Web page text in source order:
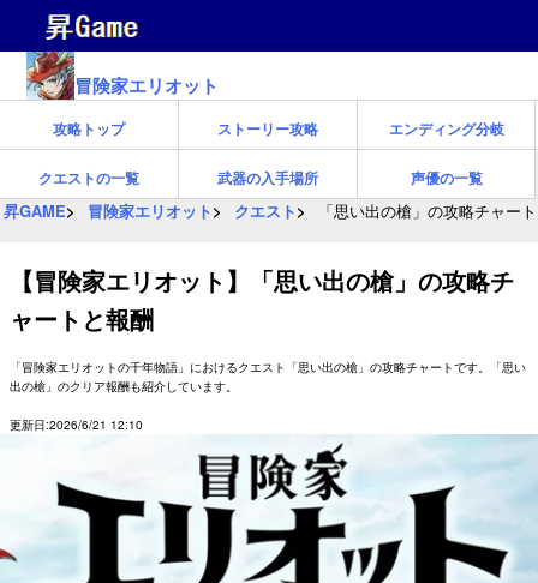
冒険家エリオット
攻略トップ ストーリー攻略 エンディング分岐
クエストの一覧 武器の入手場所 声優の一覧
昇GAME 冒険家エリオット クエスト 「思い出の槍」の攻略チャー
【冒険家エリオット】「思い出の槍」の攻略チ
ャートと報酬
「冒険家エリオットの千年物語」におけるクエスト「思い出の槍」の攻略チャートです。「思い
出の槍」のクリア報酬も紹介しています。
更新日:2026/6/21 12:10